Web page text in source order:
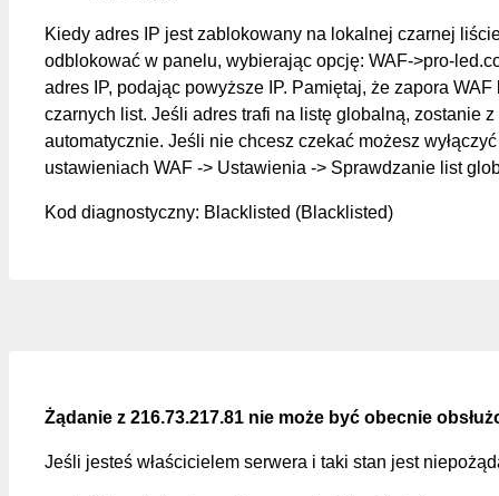
Kiedy adres IP jest zablokowany na lokalnej czarnej
odblokować w panelu, wybierając opcję: WAF->pro-
adres IP, podając powyższe IP. Pamiętaj, że zapora
czarnych list. Jeśli adres trafi na listę globalną, zostanie
automatycznie. Jeśli nie chcesz czekać możesz
ustawieniach WAF -> Ustawienia -> Sprawdzanie list
Kod diagnostyczny: Blacklisted (Blacklisted)
Żądanie z 216.73.217.81 nie może być obecnie
Jeśli jesteś właścicielem serwera i taki stan jest